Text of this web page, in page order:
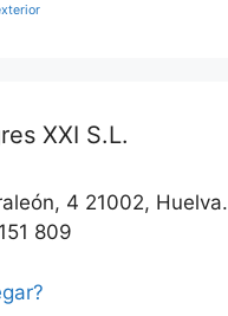
XXI S.L.
4 21002, Huelva.
809